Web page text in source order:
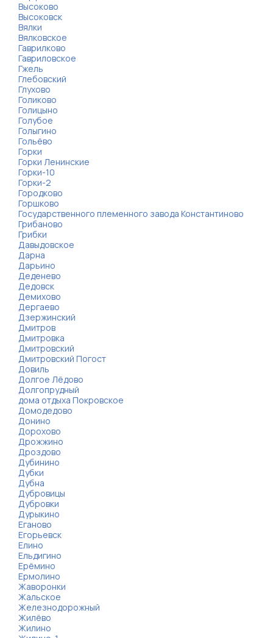
Высоково
Высоковск
Вялки
Вялковское
Гаврилково
Гавриловское
Гжель
Глебовский
Глухово
Голиково
Голицыно
Голубое
Голыгино
Гольёво
Горки
Горки Ленинские
Горки-10
Горки-2
Городково
Горшково
Государственного племенного завода Константиново
Грибаново
Грибки
Давыдовское
Дарна
Дарьино
Деденево
Дедовск
Демихово
Дергаево
Дзержинский
Дмитров
Дмитровка
Дмитровский
Дмитровский Погост
Довиль
Долгое Лёдово
Долгопрудный
дома отдыха Покровское
Домодедово
Донино
Дорохово
Дрожжино
Дроздово
Дубинино
Дубки
Дубна
Дубровицы
Дубровки
Дурыкино
Еганово
Егорьевск
Елино
Ельдигино
Ерёмино
Ермолино
Жаворонки
Жальское
Железнодорожный
Жилёво
Жилино